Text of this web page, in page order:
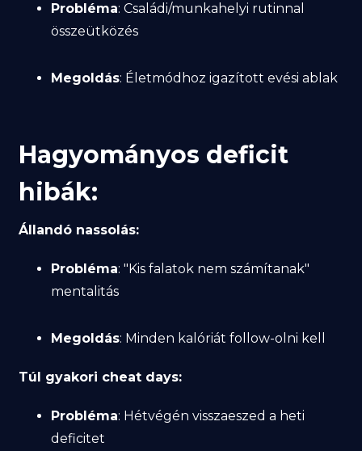
Probléma: Családi/munkahelyi rutinnal
összeütközés
Megoldás: Életmódhoz igazított evési ablak
Hagyományos deficit
hibák:
Állandó nassolás:
Probléma: "Kis falatok nem számítanak"
mentalitás
Megoldás: Minden kalóriát follow-olni kell
Túl gyakori cheat days:
Probléma: Hétvégén visszaeszed a heti
deficitet